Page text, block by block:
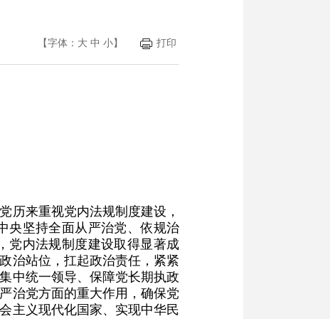
【字体： 大 中 小】 打印
历来重视党内法规制度建设，
央坚持全面从严治党、依规治
党内法规制度建设取得显著成
治站位，扛起政治责任，紧紧
中统一领导、保障党长期执政
治党方面的重大作用，确保党
主义现代化国家、实现中华民